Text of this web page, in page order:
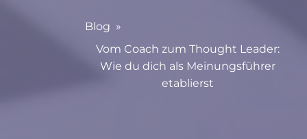
Blog »
Vom Coach zum Thought Leader:
Wie du dich als Meinungsführer
etablierst